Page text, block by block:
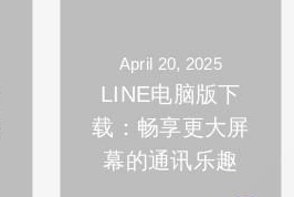
April 20, 2025
LINE电脑版下
载：畅享更大屏
幕的通讯乐趣